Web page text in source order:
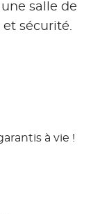
salle de
sécurité.
à vie !